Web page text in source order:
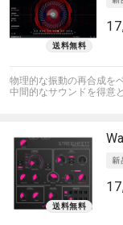
物理的な振動の再合成を
中間的なサウンドを得意